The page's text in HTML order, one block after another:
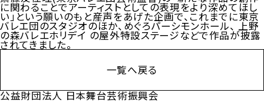
に関わることでアーティストとしての表現をより深めてほし
い」という願いのもと産声をあげた企画で、これまでに東京
バレエ団のスタジオのほか、めぐろパーシモンホール、 上野
の森バレエホリデイ の屋外特設ステージなどで作品が披露
されてきました。
一覧へ戻る
公益財団法人 日本舞台芸術振興会